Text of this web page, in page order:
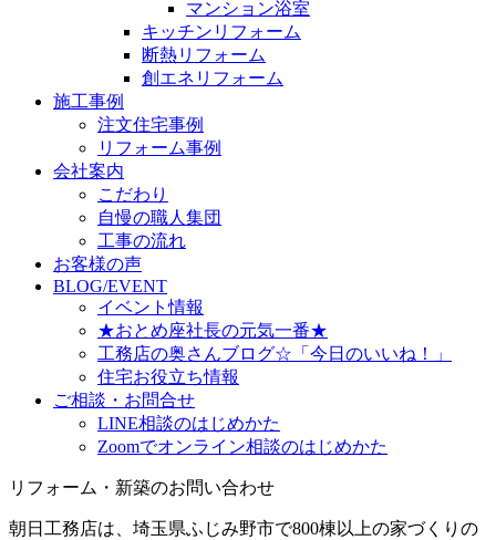
マンション浴室
キッチンリフォーム
断熱リフォーム
創エネリフォーム
施工事例
注文住宅事例
リフォーム事例
会社案内
こだわり
自慢の職人集団
工事の流れ
お客様の声
BLOG/EVENT
イベント情報
★おとめ座社長の元気一番★
工務店の奥さんブログ☆「今日のいいね！」
住宅お役立ち情報
ご相談・お問合せ
LINE相談のはじめかた
Zoomでオンライン相談のはじめかた
リフォーム・新築のお問い合わせ
朝日工務店は、埼玉県ふじみ野市で800棟以上の家づくりの